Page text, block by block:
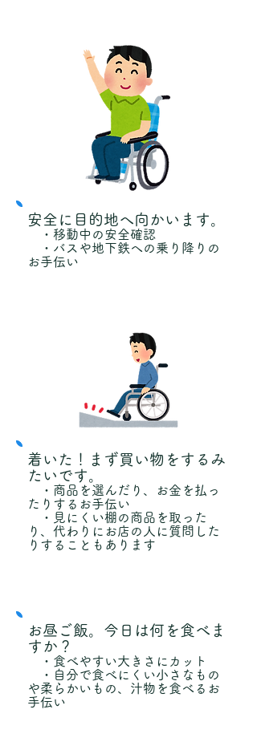
安全に目的地へ向かいます。
​ ・移動中の安全確認
・バスや地下鉄への乗り降りの
お手伝い
着いた！まず買い物をするみ
たいです。
・商品を選んだり、お金を払っ
たりするお手伝い
・見にくい棚の商品を取った
り、代わりにお店の人に質問した
りすることもあります
お昼ご飯。今日は何を食べま
すか？
・食べやすい大きさにカット
・自分で食べにくい小さなもの
や柔らかいもの、汁物を食べるお
手伝い